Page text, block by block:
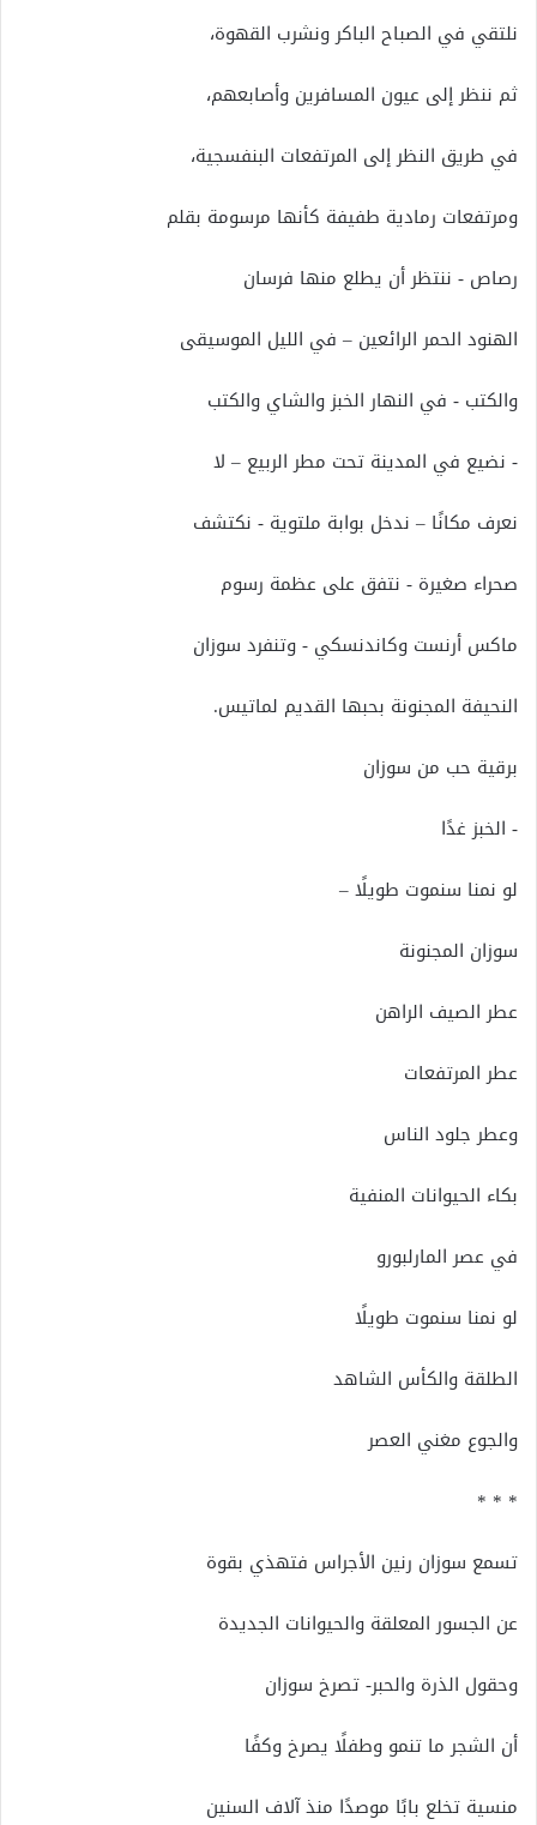
نلتقي في الصباح الباكر ونشرب القهوة،
ثم ننظر إلى عيون المسافرين وأصابعهم،
في طريق النظر إلى المرتفعات البنفسجية،
ومرتفعات رمادية طفيفة كأنها مرسومة بقلم
رصاص - ننتظر أن يطلع منها فرسان
الهنود الحمر الرائعين – في الليل الموسيقى
والكتب - في النهار الخبز والشاي والكتب
- نضيع في المدينة تحت مطر الربيع – لا
نعرف مكانًا – ندخل بوابة ملتوية - نكتشف
صحراء صغيرة - نتفق على عظمة رسوم
ماكس أرنست وكاندنسكي - وتنفرد سوزان
النحيفة المجنونة بحبها القديم لماتيس.
برقية حب من سوزان
- الخبز غدًا
لو نمنا سنموت طويلًا –
سوزان المجنونة
عطر الصيف الراهن
عطر المرتفعات
وعطر جلود الناس
بكاء الحيوانات المنفية
في عصر المارلبورو
لو نمنا سنموت طويلًا
الطلقة والكأس الشاهد
والجوع مغني العصر
* * *
تسمع سوزان رنين الأجراس فتهذي بقوة
عن الجسور المعلقة والحيوانات الجديدة
وحقول الذرة والحبر- تصرخ سوزان
أن الشجر ما تنمو وطفلًا يصرخ وكفًا
منسية تخلع بابًا موصدًا منذ آلاف السنين